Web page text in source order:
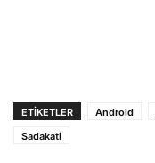
ETIKETLER Android
Sadakati